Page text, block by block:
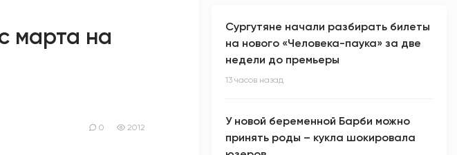
марта на
0 2012
Сургутяне начали разбирать билеты
на нового «Человека-паука» за две
недели до премьеры
13 часов назад
У новой беременной Барби можно
принять роды – кукла шокировала